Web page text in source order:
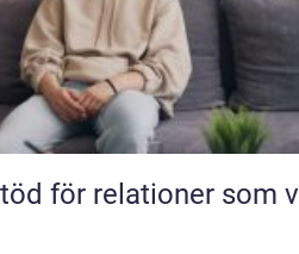
för relationer som